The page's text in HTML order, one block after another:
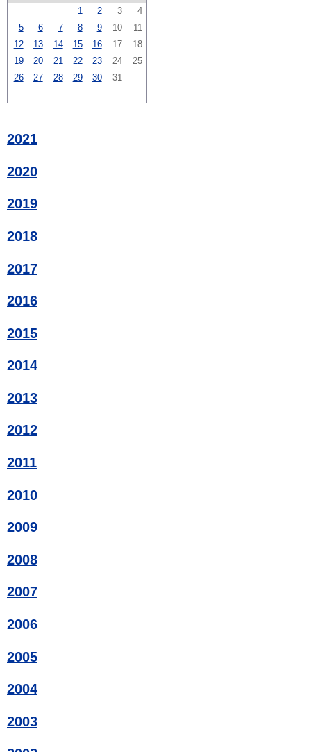
1
2 3
4
5
6 7 8 9 10
11
12
13 14 15 16 17
18
19
20 21 22 23 24
25
26
27 28 29 30 31
2021
2020
2019
2018
2017
2016
2015
2014
2013
2012
2011
2010
2009
2008
2007
2006
2005
2004
2003